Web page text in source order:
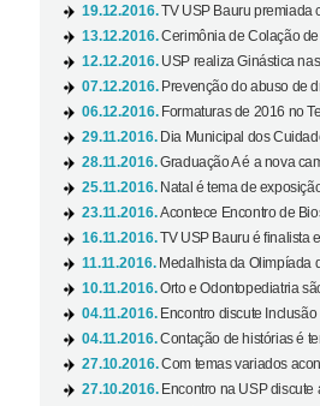
19.12.2016.TV USP Bauru premiada
13.12.2016.Cerimônia de Colação
12.12.2016. USP realiza Ginástica
07.12.2016. Prevenção do abuso de
06.12.2016. Formaturas de 2016 no
29.11.2016. Dia Municipal dos
28.11.2016.Graduação A é a nova
25.11.2016. Natal é tema de
23.11.2016.Acontece Encontro de
16.11.2016.TV USP Bauru é finalista
11.11.2016. Medalhista da Olimpíada
10.11.2016.Orto e Odontopediatria
04.11.2016. Encontro discute
04.11.2016.Contação de histórias é
27.10.2016.Com temas variados
27.10.2016. Encontro na USP discute